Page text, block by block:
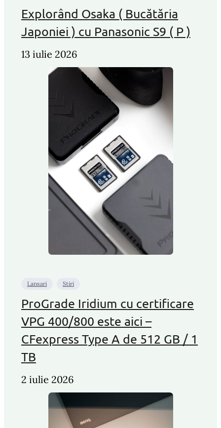
Explorând Osaka ( Bucătăria
Japoniei ) cu Panasonic S9 ( P )
13 iulie 2026
Lansari Stiri
ProGrade Iridium cu certificare
VPG 400/800 este aici –
CFexpress Type A de 512 GB / 1
TB
2 iulie 2026